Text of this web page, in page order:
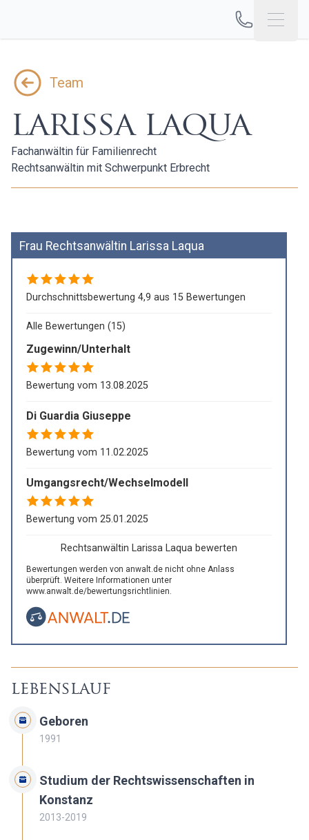
Jetzt anrufen
Open
Team
larissa laqua
Fachanwältin für Familienrecht
Rechtsanwältin mit Schwerpunkt Erbrecht
Frau Rechtsanwältin Larissa Laqua
Durchschnittsbewertung 4,9 aus 15 Bewertungen
Alle Bewertungen (15)
Zugewinn/Unterhalt
Bewertung vom 13.08.2025
Di Guardia Giuseppe
Bewertung vom 11.02.2025
Umgangsrecht/Wechselmodell
Bewertung vom 25.01.2025
Rechtsanwältin Larissa Laqua bewerten
Bewertungen werden von anwalt.de nicht ohne Anlass
überprüft. Weitere Informationen unter
www.anwalt.de/bewertungsrichtlinien.
lebenslauf
Geboren
1991
Studium der Rechtswissenschaften in
Konstanz
2013-2019